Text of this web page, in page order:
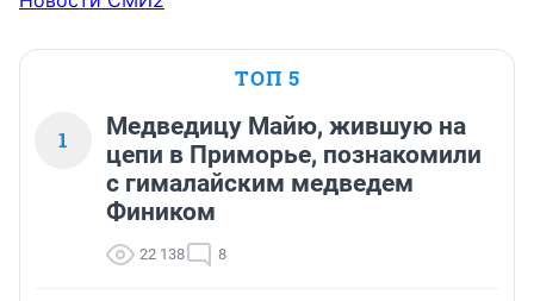
ТОП 5
1
Медведицу Майю, жившую на
цепи в Приморье, познакомили
с гималайским медведем
Фиником
22 138 8